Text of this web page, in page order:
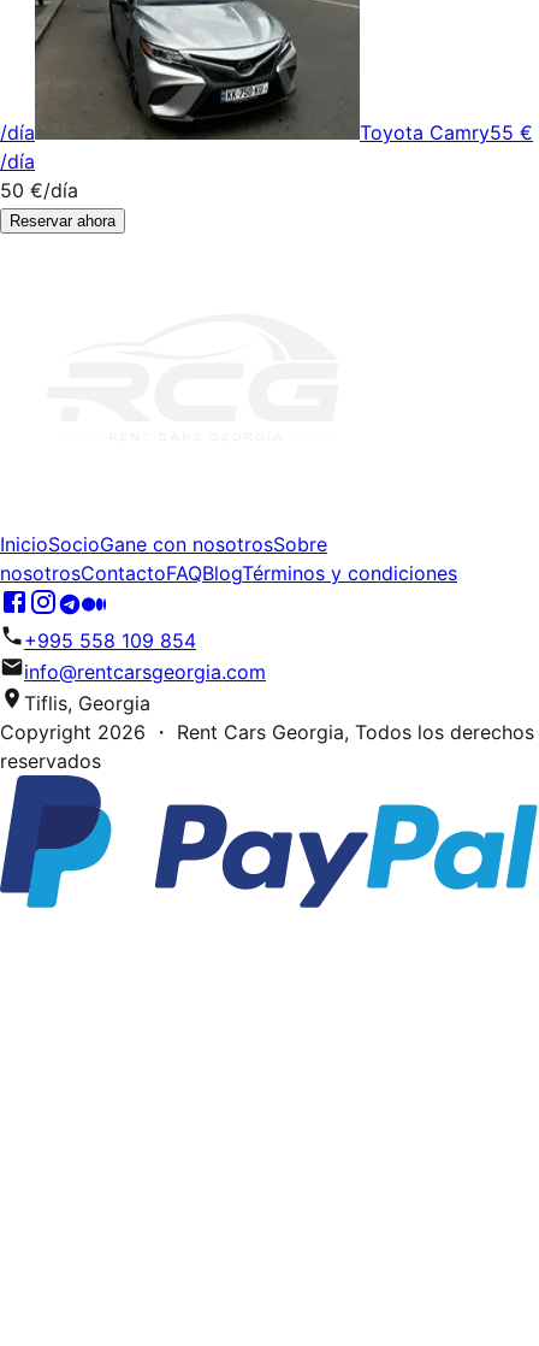
/día Toyota Camry55 €
/día
50 €/día
Reservar ahora
InicioSocioGane con nosotrosSobre
nosotrosContactoFAQBlogTérminos y condiciones
+995 558 109 854
info@rentcarsgeorgia.com
Tiflis, Georgia
Copyright 2026 ・ Rent Cars Georgia, Todos los derechos
reservados